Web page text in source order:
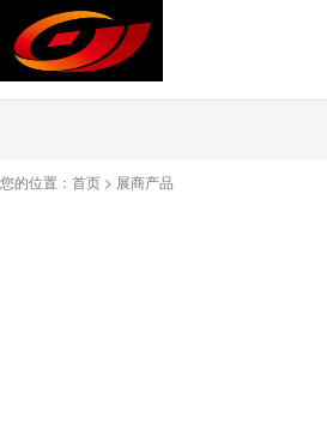
您的位置： 首页 > 展商产品